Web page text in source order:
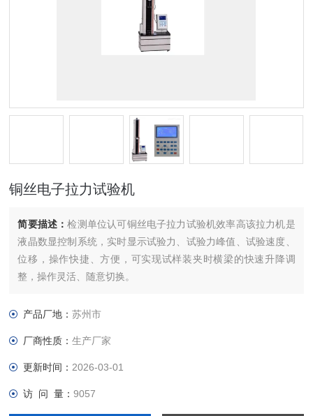
铜丝电子拉力试验机
简要描述：检测单位认可铜丝电子拉力试验机效率高该拉力机是
液晶数显控制系统，实时显示试验力、试验力峰值、试验速度、
位移，操作快捷、方便，可实现试样装夹时横梁的快速升降调
整，操作灵活、随意切换。
产品厂地：苏州市
厂商性质：生产厂家
更新时间： 2026-03-01
访 问 量：9057